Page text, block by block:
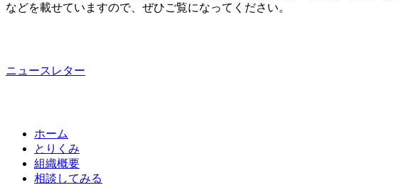
などを載せていますので、ぜひご覧になってください。
ニュースレター
ホーム
とりくみ
組織概要
相談してみる